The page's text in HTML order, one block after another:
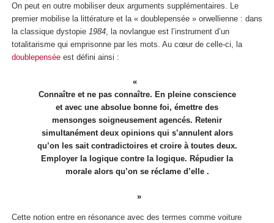
On peut en outre mobiliser deux arguments supplémentaires. Le
premier mobilise la littérature et la « doublepensée » orwellienne : dans
la classique dystopie 1984 , la novlangue est l’instrument d’un
totalitarisme qui emprisonne par les mots. Au cœur de celle-ci, la
doublepensée est défini ainsi :
Connaître et ne pas connaître. En pleine conscience
et avec une absolue bonne foi, émettre des
mensonges soigneusement agencés. Retenir
simultanément deux opinions qui s’annulent alors
qu’on les sait contradictoires et croire à toutes deux.
Employer la logique contre la logique. Répudier la
morale alors qu’on se réclame d’elle .
Cette notion entre en résonance avec des termes comme voiture